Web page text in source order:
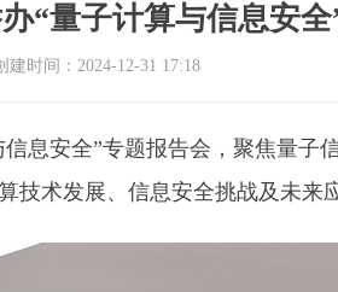
“量子计算与信息安
安全”专题报告会，聚焦量子
术发展、信息安全挑战及未来
建时间： 2024-12-31 17:18